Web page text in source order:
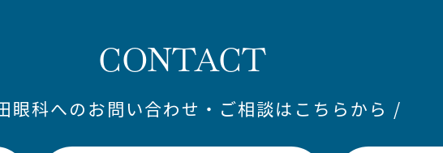
CONTACT
眼科へのお問い合わせ・ご相談はこちらから /